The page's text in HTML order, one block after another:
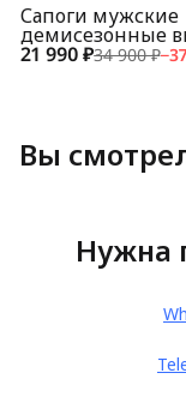
21 990 ₽34 900 ₽−37
Сапоги мужские
демисезонные
Вы
Нужна